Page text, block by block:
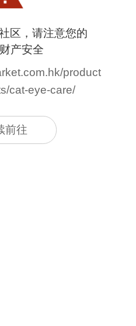
区，请注意您的
产安全
product
cat-eye-care/
前往